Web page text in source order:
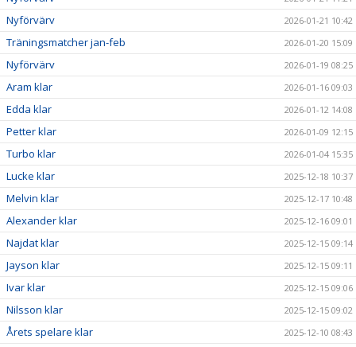
Nyförvärv 2026-01-21 10:42
Träningsmatcher jan-feb 2026-01-20 15:09
Nyförvärv 2026-01-19 08:25
Aram klar 2026-01-16 09:03
Edda klar 2026-01-12 14:08
Petter klar 2026-01-09 12:15
Turbo klar 2026-01-04 15:35
Lucke klar 2025-12-18 10:37
Melvin klar 2025-12-17 10:48
Alexander klar 2025-12-16 09:01
Najdat klar 2025-12-15 09:14
Jayson klar 2025-12-15 09:11
Ivar klar 2025-12-15 09:06
Nilsson klar 2025-12-15 09:02
Årets spelare klar 2025-12-10 08:43